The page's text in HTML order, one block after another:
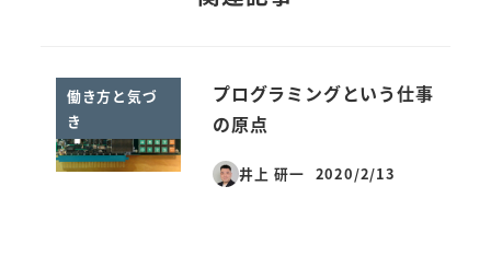
働き方と気づ
き
プログラミングという仕事
の原点
井上 研一
投稿日
2020/2/13